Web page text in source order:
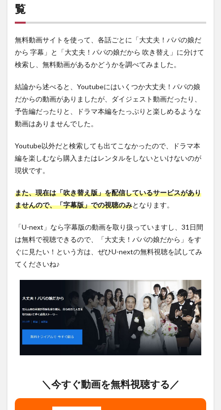
覧
無料動画サイトを使って、各話ごとに「大丈夫！パパの娘だ
から 字幕」と「大丈夫！パパの娘だから 吹き替え」に分けて
検索し、無料動画があるかどうかを調べてみました。
結論から述べると、Youtubeにはいくつか大丈夫！パパの娘
だからの動画がありましたが、ダイジェスト動画だったり、
予告編だったりと、ドラマ本編をたっぷりと楽しめるような
動画はありませんでした。
Youtube以外だと検索しても出てこなかったので、ドラマ本
編を楽しむなら購入またはレンタルをしないといけないのが
現状です。
また、現在は「吹き替え版」を配信しているサービスがあり
ませんので、「字幕版」での視聴のみとなります。
「U-next」なら字幕版の動画を取り扱っていますし、31日間
は無料で視聴できるので、「大丈夫！パパの娘だから」をす
ぐに見たい！という方は、ぜひU-nextの無料視聴を試してみ
てくださいね♪
＼今すぐ動画を無料視聴する／